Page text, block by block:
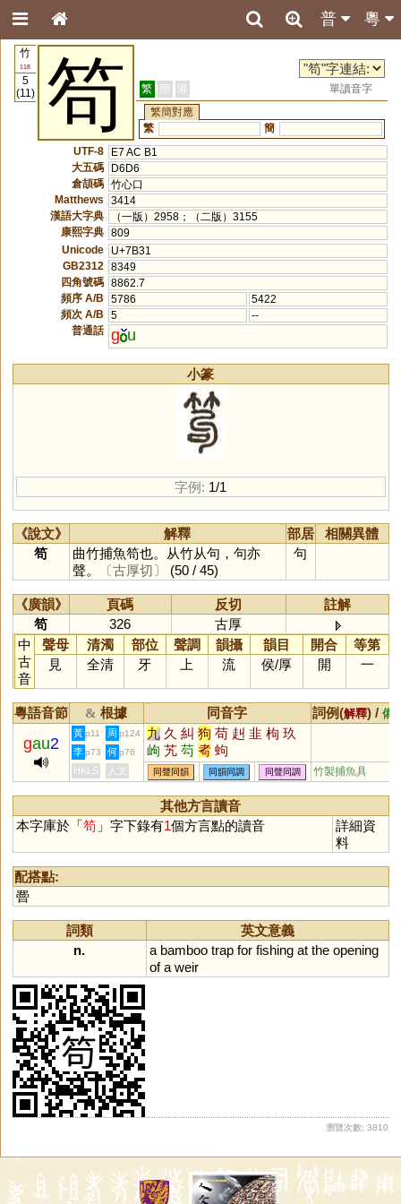
粵
普
竹
118
5
(11)
笱 繁 簡 港
單讀音字
繁簡對應
繁
簡
UTF-8
E7 AC B1
大五碼
D6D6
倉頡碼 竹心口
Matthews
3414
漢語大字典
（一版）2958；（二版）3155
康熙字典 809
Unicode
U+7B31
GB2312
8349
四角號碼 8862.7
頻序 A/B
5786
5422
頻次 A/B
5
--
普通話 g u
小篆
字例: 1/1
《說文》 解釋 部居
相關異體
笱
曲竹捕魚笱也。从竹从句，句亦
聲。
〔古厚切〕 (50 / 45)
句
《廣韻》 頁碼 反切
註解
笱
326
古厚
中
古
音
聲母 清濁 部位 聲調 韻攝 韻目 開合
等第
見
全清 牙 上 流 侯/厚 開 一
粵語音節 & 根據 同音字 詞例(解釋) / 備
gau2
黃 p11 周 p124 九 久 糾 狗 苟 赳 韭 枸 玖
岣 艽 芶 耇 蚼
李 p73 何 p76
HKLS 人文 同聲同韻 同韻同調 同聲同調 竹製捕魚具
其他方言讀音
本字庫於「笱」字下錄有1個方言點的讀音
詳細資
料
配搭點:
罾
詞類
英文意義
n.
a bamboo trap for fishing at the opening
of a weir
瀏覽次數: 3810